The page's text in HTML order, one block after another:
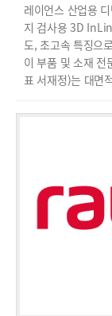
레이언스 산업용
지 검사용 3D
도, 초고속 특징으
이 부품 및 소재
표 서재정)는 대면